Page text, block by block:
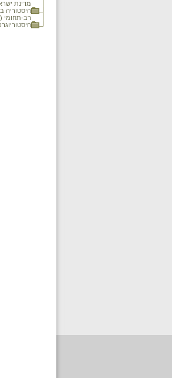
מדינת
היסטוריה
רב-תחומי (72)